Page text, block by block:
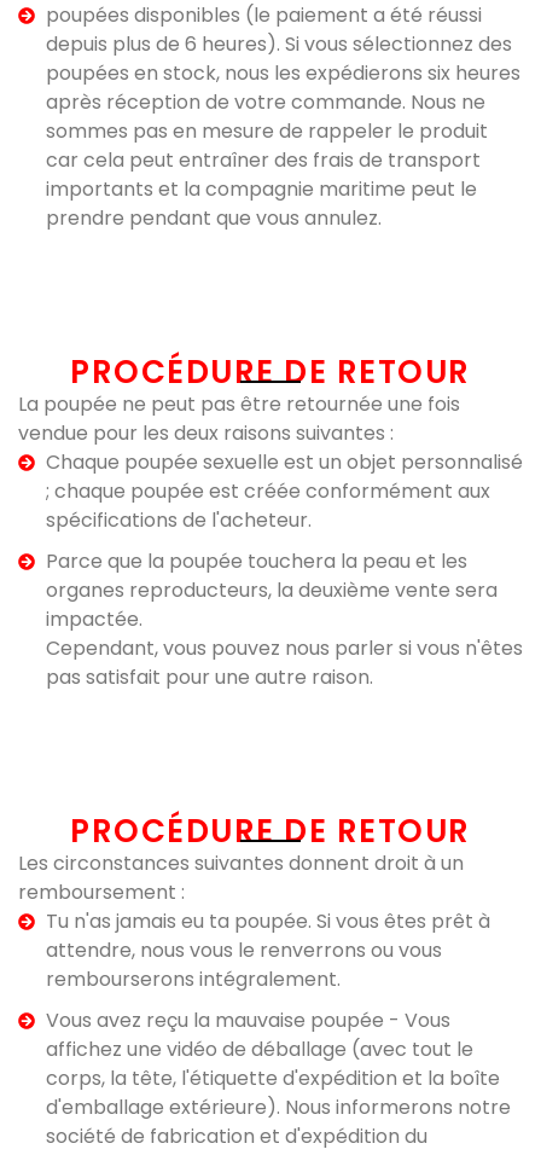
poupées disponibles (le paiement a été réussi
depuis plus de 6 heures). Si vous sélectionnez des
poupées en stock, nous les expédierons six heures
après réception de votre commande. Nous ne
sommes pas en mesure de rappeler le produit
car cela peut entraîner des frais de transport
importants et la compagnie maritime peut le
prendre pendant que vous annulez.
PROCÉDURE DE RETOUR​
La poupée ne peut pas être retournée une fois
vendue pour les deux raisons suivantes :
Chaque poupée sexuelle est un objet personnalisé
; chaque poupée est créée conformément aux
spécifications de l'acheteur.
Parce que la poupée touchera la peau et les
organes reproducteurs, la deuxième vente sera
impactée.
Cependant, vous pouvez nous parler si vous n'êtes
pas satisfait pour une autre raison.
PROCÉDURE DE RETOUR​
Les circonstances suivantes donnent droit à un
remboursement :
Tu n'as jamais eu ta poupée. Si vous êtes prêt à
attendre, nous vous le renverrons ou vous
rembourserons intégralement.
Vous avez reçu la mauvaise poupée - Vous
affichez une vidéo de déballage (avec tout le
corps, la tête, l'étiquette d'expédition et la boîte
d'emballage extérieure). Nous informerons notre
société de fabrication et d'expédition du